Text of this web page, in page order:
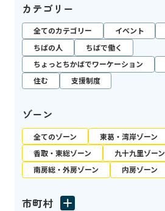
カテゴリー
全てのカテゴリー イベント
ちばの人
ちばで働く
ちょっとちかばでワーケーション
住む
支援制度
ゾーン
全てのゾーン 東葛・湾岸ゾーン
香取・東総ゾーン
九十九里ゾーン
南房総・外房ゾーン
内房ゾーン
市町村